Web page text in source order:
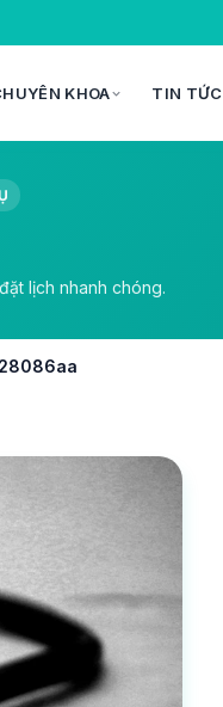
KHOA TIN TỨC
lịch nhanh chóng.